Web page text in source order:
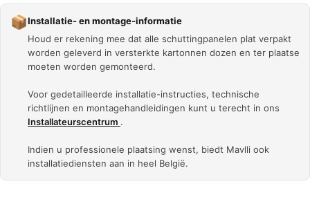
📦Installatie- en montage-informatie
Houd er rekening mee dat alle schuttingpanelen plat verpakt
worden geleverd in versterkte kartonnen dozen en ter plaatse
moeten worden gemonteerd.
Voor gedetailleerde installatie-instructies, technische
richtlijnen en montagehandleidingen kunt u terecht in ons
Installateurscentrum .
Indien u professionele plaatsing wenst, biedt Mavlli ook
installatiediensten aan in heel België.